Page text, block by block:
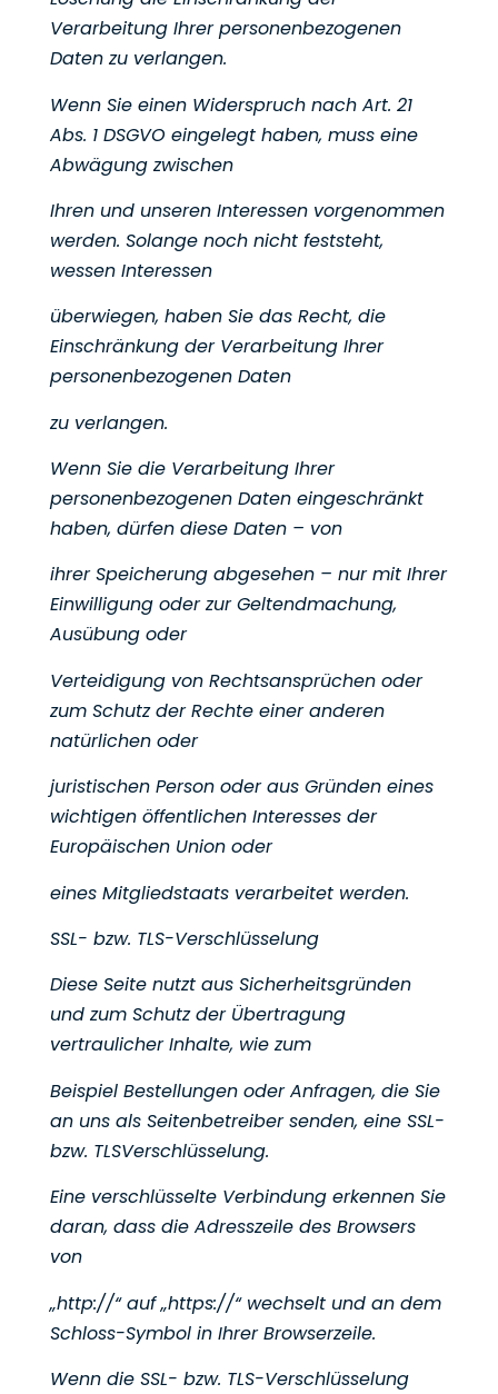
Verarbeitung Ihrer personenbezogenen
Daten zu verlangen.
Wenn Sie einen Widerspruch nach Art. 21
Abs. 1 DSGVO eingelegt haben, muss eine
Abwägung zwischen
Ihren und unseren Interessen vorgenommen
werden. Solange noch nicht feststeht,
wessen Interessen
überwiegen, haben Sie das Recht, die
Einschränkung der Verarbeitung Ihrer
personenbezogenen Daten
zu verlangen.
Wenn Sie die Verarbeitung Ihrer
personenbezogenen Daten eingeschränkt
haben, dürfen diese Daten – von
ihrer Speicherung abgesehen – nur mit Ihrer
Einwilligung oder zur Geltendmachung,
Ausübung oder
Verteidigung von Rechtsansprüchen oder
zum Schutz der Rechte einer anderen
natürlichen oder
juristischen Person oder aus Gründen eines
wichtigen öffentlichen Interesses der
Europäischen Union oder
eines Mitgliedstaats verarbeitet werden.
SSL- bzw. TLS-Verschlüsselung
Diese Seite nutzt aus Sicherheitsgründen
und zum Schutz der Übertragung
vertraulicher Inhalte, wie zum
Beispiel Bestellungen oder Anfragen, die Sie
an uns als Seitenbetreiber senden, eine SSL-
bzw. TLSVerschlüsselung.
Eine verschlüsselte Verbindung erkennen Sie
daran, dass die Adresszeile des Browsers
von
„http://“ auf „https://“ wechselt und an dem
Schloss-Symbol in Ihrer Browserzeile.
Wenn die SSL- bzw. TLS-Verschlüsselung